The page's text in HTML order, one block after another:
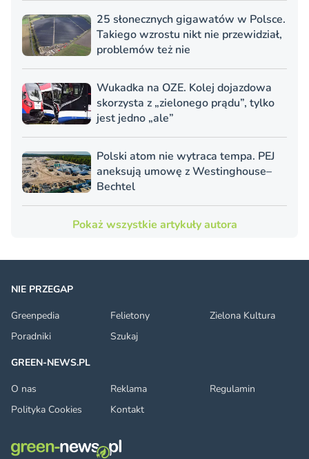
25 słonecznych gigawatów w Polsce.
Takiego wzrostu nikt nie przewidział,
problemów też nie
Wukadka na OZE. Kolej dojazdowa
skorzysta z „zielonego prądu”, tylko
jest jedno „ale”
Polski atom nie wytraca tempa. PEJ
aneksują umowę z Westinghouse–
Bechtel
Pokaż wszystkie artykuły autora
NIE PRZEGAP
Greenpedia
Felietony
Zielona Kultura
Poradniki
Szukaj
GREEN-NEWS.PL
O nas
Reklama
Regulamin
Polityka Cookies
Kontakt